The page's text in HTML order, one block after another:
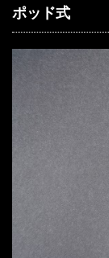
ポッド式